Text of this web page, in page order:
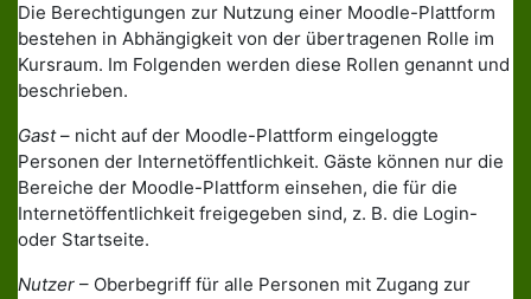
Die Berechtigungen zur Nutzung einer Moodle-Plattform
bestehen in Abhängigkeit von der übertragenen Rolle im
Kursraum. Im Folgenden werden diese Rollen genannt und
beschrieben.
Gast– nicht auf der Moodle-Plattform eingeloggte
Personen der Internetöffentlichkeit. Gäste können nur die
Bereiche der Moodle-Plattform einsehen, die für die
Internetöffentlichkeit freigegeben sind, z. B. die Login-
oder Startseite.
Nutzer – Oberbegriff für alle Personen mit Zugang zur